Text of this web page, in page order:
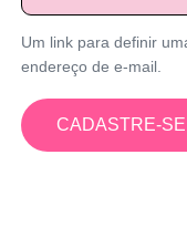
Um link para definir
endereço de e-mail.
CADASTRE-SE